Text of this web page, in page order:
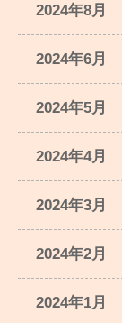
2024年8月
2024年6月
2024年5月
2024年4月
2024年3月
2024年2月
2024年1月